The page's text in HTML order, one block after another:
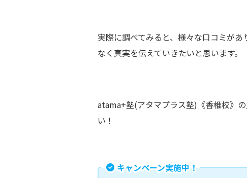
実際に調べてみると、様々な口コミが
なく真実を伝えていきたいと思います。
atama+塾(アタマプラス塾)《香椎校》
い！
キャンペーン実施中！